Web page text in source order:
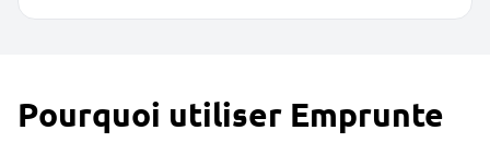
Pourquoi utiliser Emprunte